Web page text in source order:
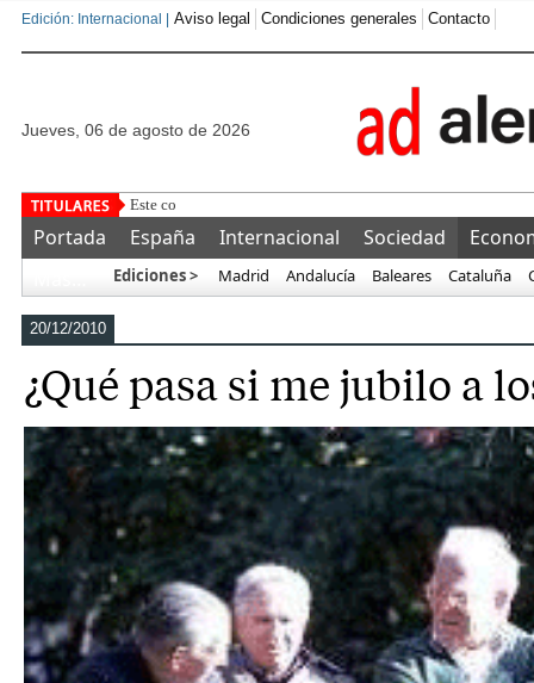
Edición: Internacional | Aviso legal Condiciones generales Contacto
jueves, 06 de agosto de 2026
Este corrupto traiciona a España y ofrece a Marruec
Portada España Internacional Sociedad
Ediciones > Madrid Andalucía Baleares Cataluña
20/12/2010
¿Qué pasa si me jubilo a